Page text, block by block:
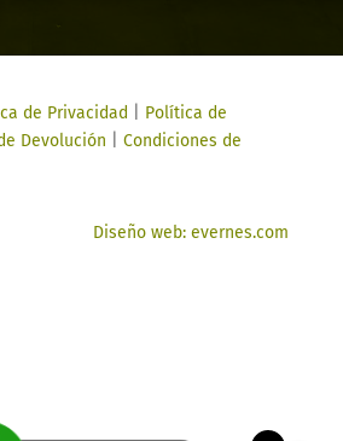
de Privacidad
Política de
Devolución
Condiciones de
Diseño web: evernes.com